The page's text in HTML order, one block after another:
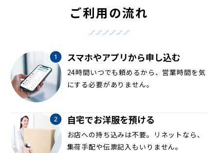
ご利用の流れ
スマホやアプリから申し込む
24時間いつでも頼めるから、営業時間を気
にする必要がありません。
自宅でお洋服を預ける
お店への持ち込みは不要。リネットなら、
集荷手配や伝票記入もいりません。